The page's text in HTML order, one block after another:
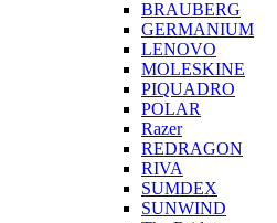
BRAUBERG
GERMANIUM
LENOVO
MOLESKINE
PIQUADRO
POLAR
Razer
REDRAGON
RIVA
SUMDEX
SUNWIND